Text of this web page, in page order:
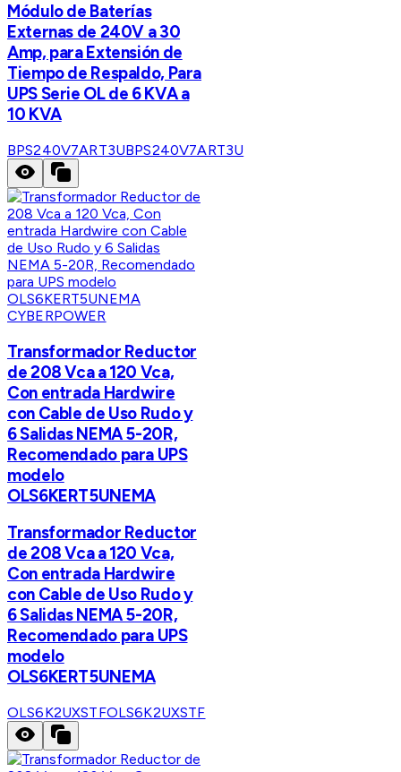
Módulo de Baterías
Externas de 240V a 30
Amp, para Extensión de
Tiempo de Respaldo, Para
UPS Serie OL de 6 KVA a
10 KVA
BPS240V7ART3UBPS240V7ART3U
CYBERPOWER
Transformador Reductor
de 208 Vca a 120 Vca,
Con entrada Hardwire
con Cable de Uso Rudo y
6 Salidas NEMA 5-20R,
Recomendado para UPS
modelo
OLS6KERT5UNEMA
Transformador Reductor
de 208 Vca a 120 Vca,
Con entrada Hardwire
con Cable de Uso Rudo y
6 Salidas NEMA 5-20R,
Recomendado para UPS
modelo
OLS6KERT5UNEMA
OLS6K2UXSTFOLS6K2UXSTF